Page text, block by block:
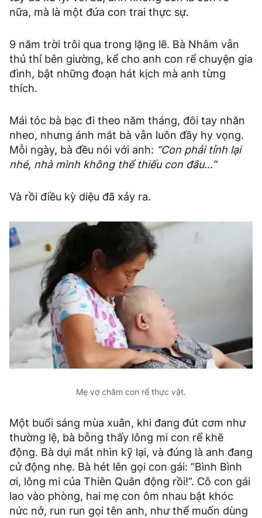
nữa, mà là một đứa con trai thực sự.
9 năm trời trôi qua trong lặng lẽ. Bà Nhâm vẫn
thủ thỉ bên giường, kể cho anh con rể chuyện gia
đình, bật những đoạn hát kịch mà anh từng
thích.
Mái tóc bà bạc đi theo năm tháng, đôi tay nhăn
nheo, nhưng ánh mắt bà vẫn luôn đầy hy vọng.
Mỗi ngày, bà đều nói với anh: “Con phải tỉnh lại
nhé, nhà mình không thể thiếu con đâu…”
Và rồi điều kỳ diệu đã xảy ra.
Mẹ vợ chăm con rể thực vật.
Một buổi sáng mùa xuân, khi đang đút cơm như
thường lệ, bà bỗng thấy lông mi con rể khẽ
động. Bà dụi mắt nhìn kỹ lại, và đúng là anh đang
cử động nhẹ. Bà hét lên gọi con gái: “Bình Bình
ơi, lông mi của Thiên Quân động rồi!”. Cô con gái
lao vào phòng, hai mẹ con ôm nhau bật khóc
nức nở, run run gọi tên anh, như thể muốn dùng